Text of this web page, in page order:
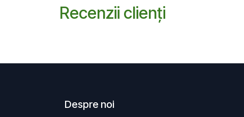
Recenzii clienți
Despre noi